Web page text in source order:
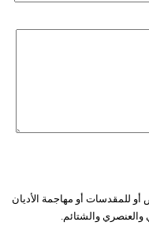
أو للمقدسات أو مهاجمة الأديان
والعنصري والشتائم.